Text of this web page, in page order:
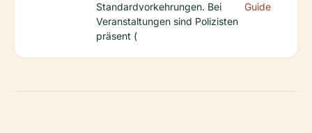
Standardvorkehrungen. Bei
Veranstaltungen sind Polizisten
präsent (
Guide